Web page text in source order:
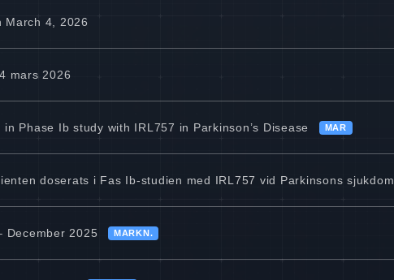
March 4, 2026
mars 2026
Phase Ib study with IRL757 in Parkinson’s Disease MAR
doserats i Fas Ib-studien med IRL757 vid Parkinsons sjukdom
December 2025 MARKN.